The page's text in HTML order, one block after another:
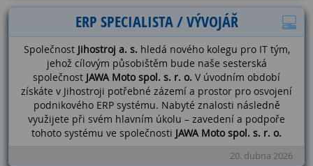
ERP SPECIALISTA / VÝVOJÁŘ
Společnost Jihostroj a. s.hledá nového kolegu pro IT tým,
jehož cílovým působištěm bude naše sesterská
společnost JAWA Moto spol. s. r. o. V úvodním období
získáte v Jihostroji potřebné zázemí a prostor pro osvojení
podnikového ERP systému. Nabyté znalosti následně
využijete při svém hlavním úkolu – zavedení a podpoře
tohoto systému ve společnosti JAWA Moto spol. s. r. o.
20. dubna 2026